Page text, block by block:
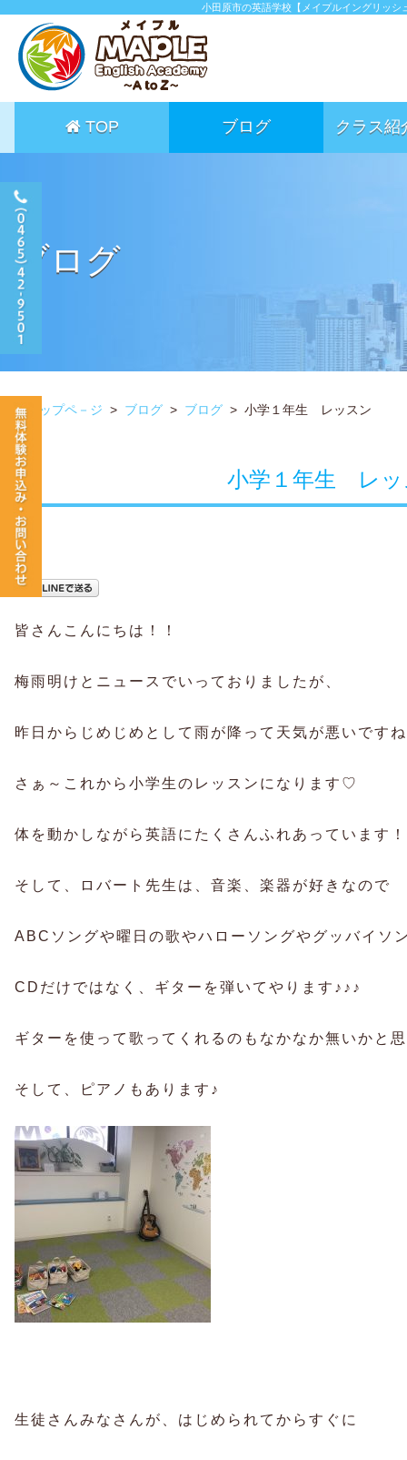
小田原市の英語学校【メイプルイングリッ
TOP ブログ クラス紹
ブログ
トップペ－ジ > ブログ > ブログ > 小学１年生 レッスン
小学１年生 レッ
皆さんこんにちは！！
梅雨明けとニュースでいっておりましたが、
昨日からじめじめとして雨が降って天気が悪いです
さぁ～これから小学生のレッスンになります♡
体を動かしながら英語にたくさんふれあっています
そして、ロバート先生は、音楽、楽器が好きなので
ABCソングや曜日の歌やハローソングやグッバイソ
CDだけではなく、ギターを弾いてやります♪♪♪
ギターを使って歌ってくれるのもなかなか無いかと
そして、ピアノもあります♪
生徒さんみなさんが、はじめられてからすぐに